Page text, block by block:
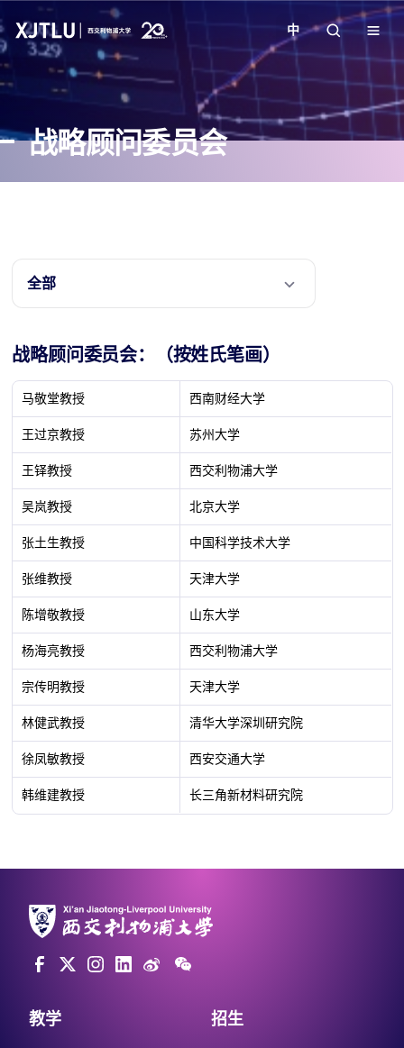
招生
学院
校园生活
关于我们
中
战略顾问委员会
全部
战略顾问委员会：（按姓氏笔画）
马敬堂教授 西南财经大学
王过京教授 苏州大学
王铎教授 西交利物浦大学
吴岚教授 北京大学
张土生教授 中国科学技术大学
张维教授 天津大学
陈增敬教授 山东大学
杨海亮教授 西交利物浦大学
宗传明教授 天津大学
林健武教授 清华大学深圳研究院
徐凤敏教授 西安交通大学
韩维建教授 长三角新材料研究院
教学 招生